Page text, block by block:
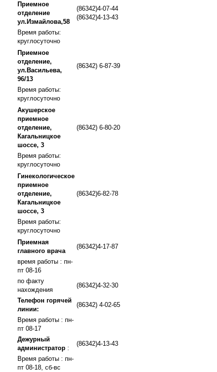
Приемное
отделение
ул.Измайлова,58
(86342)4-07-44
(86342)4-13-43
Время работы:
круглосуточно
Приемное
отделение,
ул.Васильева,
96/13
(86342) 6-87-39
Время работы:
круглосуточно
Акушерское
приемное
отделение,
Кагальницкое
шоссе, 3
(86342) 6-80-20
Время работы:
круглосуточно
Гинекологическое
приемное
отделение,
Кагальницкое
шоссе, 3
(86342)6-82-78
Время работы:
круглосуточно
Приемная
главного врача
(86342)4-17-87
время работы : пн-
пт 08-16
по факту
нахождения
(86342)4-32-30
Телефон горячей
линии:
(86342) 4-02-65
Время работы : пн-
пт 08-17
Дежурный
администратор :
(86342)4-13-43
Время работы : пн-
пт 08-18, сб-вс